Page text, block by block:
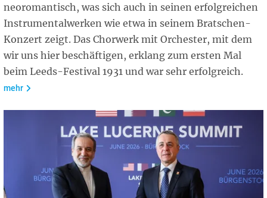
neoromantisch, was sich auch in seinen erfolgreichen
Instrumentalwerken wie etwa in seinem Bratschen-
Konzert zeigt. Das Chorwerk mit Orchester, mit dem
wir uns hier beschäftigen, erklang zum ersten Mal
beim Leeds-Festival 1931 und war sehr erfolgreich.
mehr